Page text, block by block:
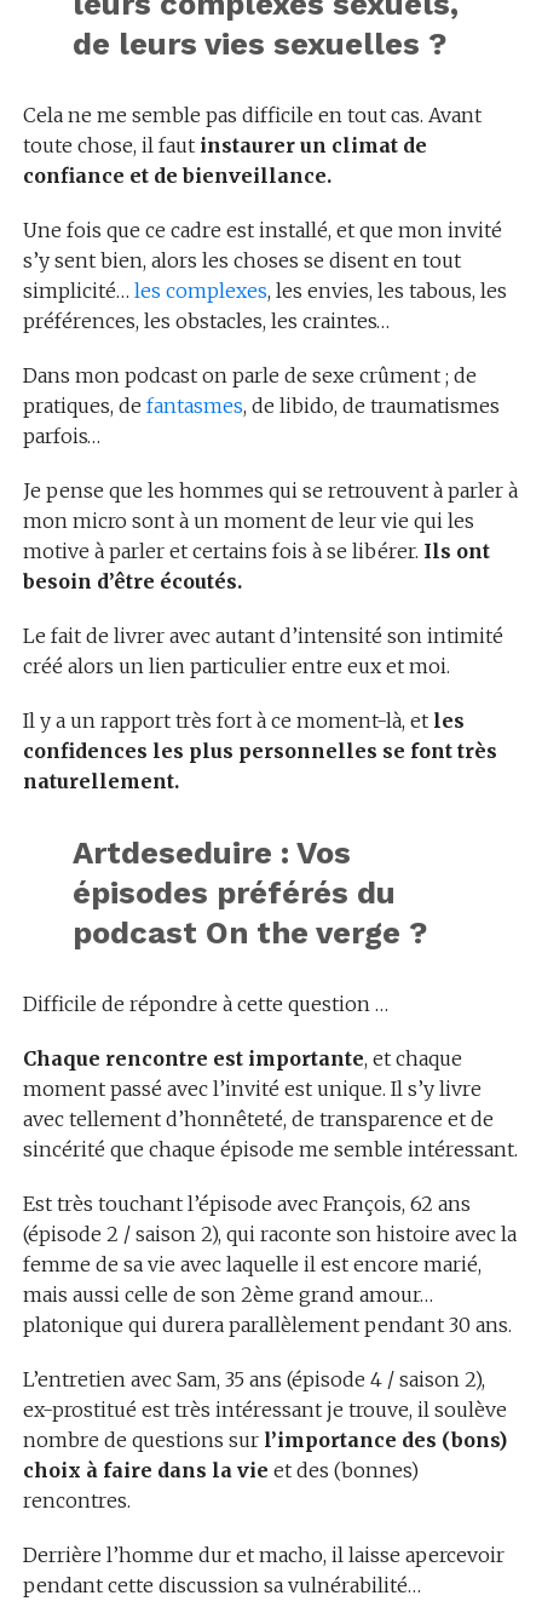
de leurs vies sexuelles ?
Cela ne me semble pas difficile en tout cas. Avant
toute chose, il faut instaurer un climat de
confiance et de bienveillance.
Une fois que ce cadre est installé, et que mon invité
s’y sent bien, alors les choses se disent en tout
simplicité… les complexes, les envies, les tabous, les
préférences, les obstacles, les craintes…
Dans mon podcast on parle de sexe crûment ; de
pratiques, de fantasmes, de libido, de traumatismes
parfois…
Je pense que les hommes qui se retrouvent à parler à
mon micro sont à un moment de leur vie qui les
motive à parler et certains fois à se libérer. Ils ont
besoin d’être écoutés.
Le fait de livrer avec autant d’intensité son intimité
créé alors un lien particulier entre eux et moi.
Il y a un rapport très fort à ce moment-là, et les
confidences les plus personnelles se font très
naturellement.
Artdeseduire : Vos
épisodes préférés du
podcast On the verge ?
Difficile de répondre à cette question …
Chaque rencontre est importante, et chaque
moment passé avec l’invité est unique. Il s’y livre
avec tellement d’honnêteté, de transparence et de
sincérité que chaque épisode me semble intéressant.
Est très touchant l’épisode avec François, 62 ans
(épisode 2 / saison 2), qui raconte son histoire avec la
femme de sa vie avec laquelle il est encore marié,
mais aussi celle de son 2ème grand amour…
platonique qui durera parallèlement pendant 30 ans.
L’entretien avec Sam, 35 ans (épisode 4 / saison 2),
ex-prostitué est très intéressant je trouve, il soulève
nombre de questions sur l’importance des (bons)
choix à faire dans la vie et des (bonnes)
rencontres.
Derrière l’homme dur et macho, il laisse apercevoir
pendant cette discussion sa vulnérabilité…